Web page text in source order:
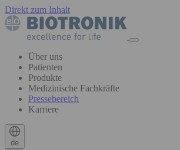
Direkt zum Inhalt
Über uns
Patienten
Produkte
Medizinische Fachkräfte
Pressebereich
Karriere
de